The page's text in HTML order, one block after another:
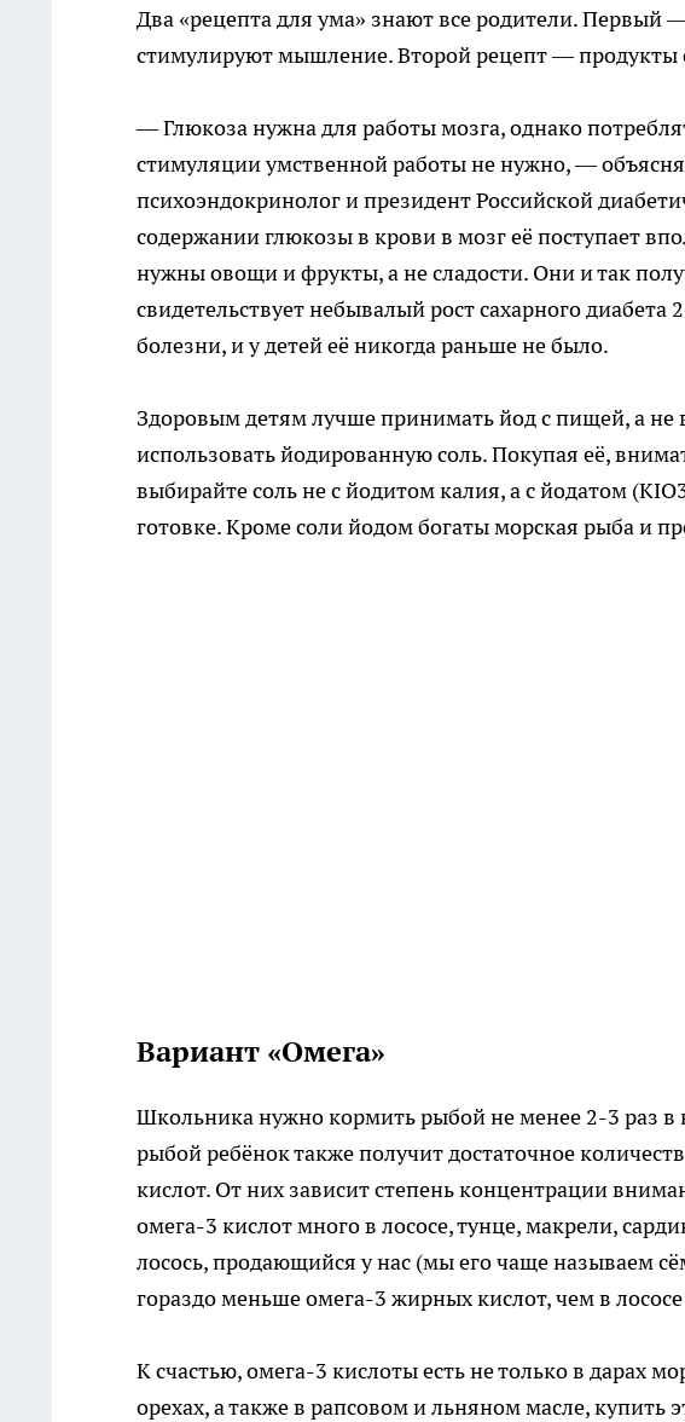
Два «рецепта для ума» знают все родители. Первый
стимулируют мышление. Второй рецепт — продукты
— Глюкоза нужна для работы мозга, однако
стимуляции умственной работы не нужно, —
психоэндокринолог и президент Российской
содержании глюкозы в крови в мозг её поступает
нужны овощи и фрукты, а не сладости. Они и так
свидетельствует небывалый рост сахарного
болезни, и у детей её никогда раньше не было.
Здоровым детям лучше принимать йод с пищей, а не
использовать йодированную соль. Покупая её,
выбирайте соль не с йодитом калия, а с йодатом
готовке. Кроме соли йодом богаты морская рыба и
Вариант «Омега»
Школьника нужно кормить рыбой не менее 2-3 раз в
рыбой ребёнок также получит достаточное
кислот. От них зависит степень концентрации
омега-3 кислот много в лососе, тунце, макрели,
лосось, продающийся у нас (мы его чаще называем
гораздо меньше омега-3 жирных кислот, чем в
К счастью, омега-3 кислоты есть не только в дарах
орехах, а также в рапсовом и льняном масле, купить